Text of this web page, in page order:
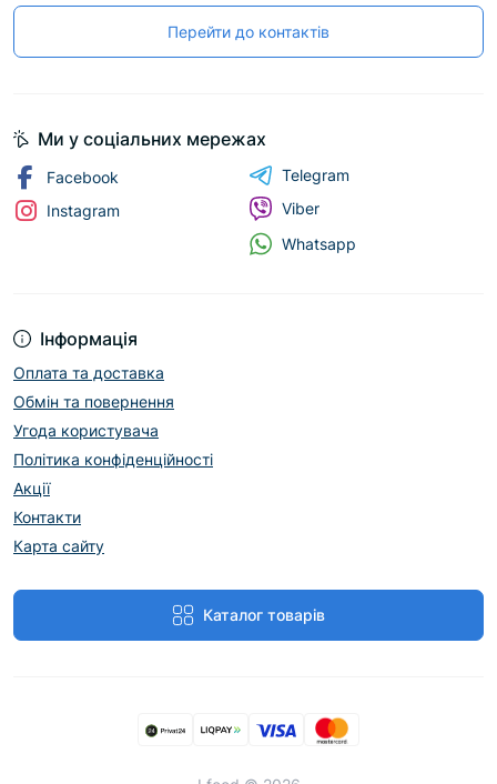
Перейти до контактів
Інформація
Оплата та доставка
Обмін та повернення
Угода користувача
Політика конфіденційності
Акції
Контакти
Карта сайту
Каталог товарів
Ми у соціальних мережах
Facebook
Instagram
Telegram
Viber
Whatsapp